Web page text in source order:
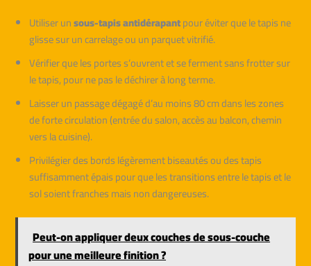
Utiliser unsous-tapis antidérapantpour éviter que le tapis ne
glisse sur un carrelage ou un parquet vitrifié.
Vérifier que les portes s’ouvrent et se ferment sans frotter sur
le tapis, pour ne pas le déchirer à long terme.
Laisser un passage dégagé d’au moins 80 cm dans les zones
de forte circulation (entrée du salon, accès au balcon, chemin
vers la cuisine).
Privilégier des bords légèrement biseautés ou des tapis
suffisamment épais pour que les transitions entre le tapis et le
sol soient franches mais non dangereuses.
Peut-on appliquer deux couches de sous-couche
pour une meilleure finition ?